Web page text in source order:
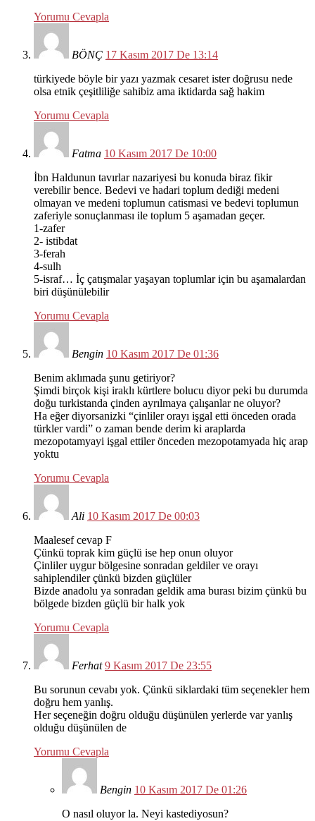
Yorumu Cevapla
BÖNÇ 17 Kasım 2017 De 13:14
türkiyede böyle bir yazı yazmak cesaret ister doğrusu nede
olsa etnik çeşitliliğe sahibiz ama iktidarda sağ hakim
Yorumu Cevapla
Fatma 10 Kasım 2017 De 10:00
İbn Haldunun tavırlar nazariyesi bu konuda biraz fikir
verebilir bence. Bedevi ve hadari toplum dediği medeni
olmayan ve medeni toplumun catismasi ve bedevi toplumun
zaferiyle sonuçlanması ile toplum 5 aşamadan geçer.
1-zafer
2- istibdat
3-ferah
4-sulh
5-israf… İç çatışmalar yaşayan toplumlar için bu aşamalardan
biri düşünülebilir
Yorumu Cevapla
Bengin 10 Kasım 2017 De 01:36
Benim aklımada şunu getiriyor?
Şimdi birçok kişi iraklı kürtlere bolucu diyor peki bu durumda
doğu turkistanda çinden ayrılmaya çalışanlar ne oluyor?
Ha eğer diyorsanizki “çinliler orayı işgal etti önceden orada
türkler vardi” o zaman bende derim ki araplarda
mezopotamyayi işgal ettiler önceden mezopotamyada hiç arap
yoktu
Yorumu Cevapla
Ali 10 Kasım 2017 De 00:03
Maalesef cevap F
Çünkü toprak kim güçlü ise hep onun oluyor
Çinliler uygur bölgesine sonradan geldiler ve orayı
sahiplendiler çünkü bizden güçlüler
Bizde anadolu ya sonradan geldik ama burası bizim çünkü bu
bölgede bizden güçlü bir halk yok
Yorumu Cevapla
Ferhat 9 Kasım 2017 De 23:55
Bu sorunun cevabı yok. Çünkü siklardaki tüm seçenekler hem
doğru hem yanlış.
Her seçeneğin doğru olduğu düşünülen yerlerde var yanlış
olduğu düşünülen de
Yorumu Cevapla
Bengin 10 Kasım 2017 De 01:26
O nasıl oluyor la. Neyi kastediyosun?